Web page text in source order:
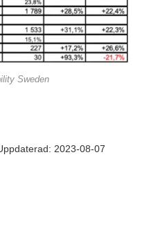
Sweden
2023-08-07